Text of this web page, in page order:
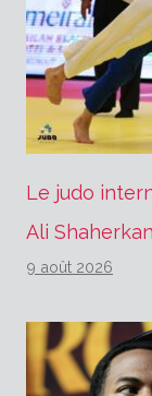
Le judo
Ali
9 août 2026